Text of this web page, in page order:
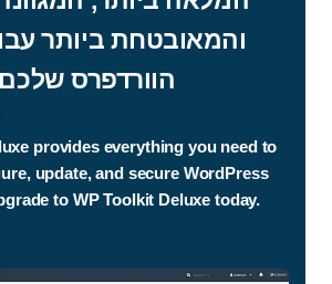
והמאובטחת ביותר
הוורדפרס שלכם
provides everything you need to
update, and secure WordPress
to WP Toolkit Deluxe today.